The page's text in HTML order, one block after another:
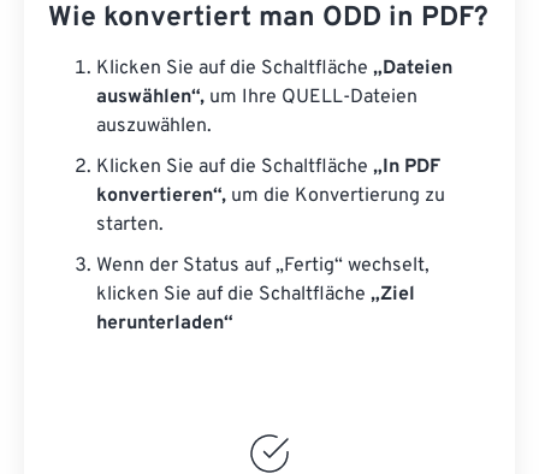
Wie konvertiert man ODD in PDF?
Klicken Sie auf die Schaltfläche „Dateien
auswählen“, um Ihre QUELL-Dateien
auszuwählen.
Klicken Sie auf die Schaltfläche „In PDF
konvertieren“, um die Konvertierung zu
starten.
Wenn der Status auf „Fertig“ wechselt,
klicken Sie auf die Schaltfläche „Ziel
herunterladen“